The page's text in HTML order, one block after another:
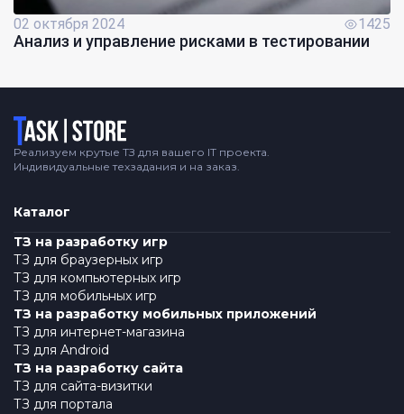
02 октября 2024 1425
Анализ и управление рисками в тестировании
Логотип
Реализуем крутые ТЗ для вашего IT проекта.
Индивидуальные техзадания и на заказ.
Каталог
ТЗ на разработку игр
ТЗ для браузерных игр
ТЗ для компьютерных игр
ТЗ для мобильных игр
ТЗ на разработку мобильных приложений
ТЗ для интернет-магазина
ТЗ для Android
ТЗ на разработку сайта
ТЗ для сайта-визитки
ТЗ для портала